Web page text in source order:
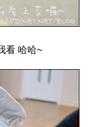
看 哈哈~